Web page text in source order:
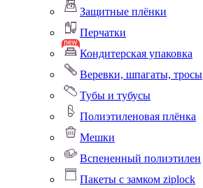
Защитные плёнки
Перчатки
Кондитерская упаковка
Веревки, шпагаты, тросы
Тубы и тубусы
Полиэтиленовая плёнка
Мешки
Вспененный полиэтилен
Пакеты с замком ziplock